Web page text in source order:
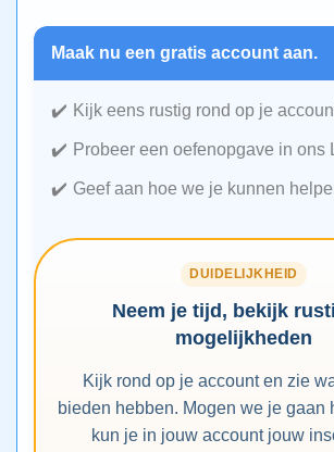
Maak nu een gratis account aan.
Kijk eens rustig rond op je
Probeer een oefenopgave in ons
Geef aan hoe we je kunnen
DUIDELIJKHEID
Neem je tijd, bekijk
mogelijkheden
Kijk rond op je account en zie
bieden hebben. Mogen we je gaan
kun je in jouw account jouw